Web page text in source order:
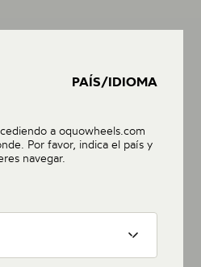
PAÍS/IDIOMA
a oquowheels.com
Por favor, indica el país y
navegar.